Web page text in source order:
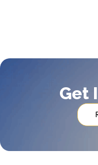
Get